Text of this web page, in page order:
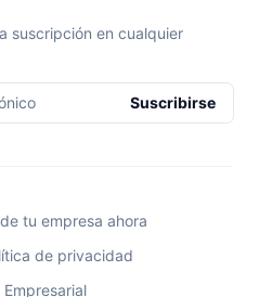
suscripción en cualquier
Suscribirse
tu empresa ahora
de privacidad
Empresarial